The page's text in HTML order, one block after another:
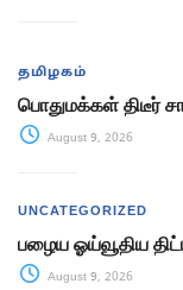
தமிழகம்
பொதுமக்கள் திடீர்
August 9, 2026
UNCATEGORIZED
பழைய ஓய்வூதிய
August 9, 2026